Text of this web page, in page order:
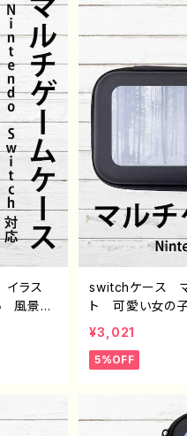
ラス
風景
ース
ストレ
ル デ
switchケース
ト 可愛い女の
ゃれ エモい
イッチケース
気 イラストレ
¥3,021
5%OFF